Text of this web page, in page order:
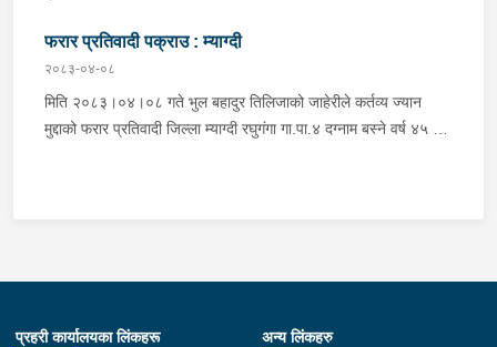
प ८९४३ नं. को मोटरसाइकल एक आपसमा ठक्कर खाई दुर्घटना हुँदा
मोटरसाइकल चालक जिल्ला मोरङ बिराटनगर म.न.पा. वडा न. १३ बस्ने बर्ष
३० को अभिषेक कुमार पण्डित घाईते भई उपचारको लागी एलआईभ अस्पताल
चितवन पठाएको, मोटरसाइकल,ट्रक र ट्रक चालक जिल्ला न.प.पुर्व देवचुली
फरार प्रतिवादी पक्राउ : म्याग्दी
२०८३-०४-०८
मिति २०८३।०४।०८ गते भुल बहादुर तिलिजाको जाहेरीले कर्तव्य ज्यान
मुद्दाको फरार प्रतिवादी जिल्ला म्याग्दी रघुगंगा गा.पा.४ दग्नाम बस्ने वर्ष ४५ को
खटिएको प्रहरी टोलीले नियन्त्रणमा लिईएको ।
प्रहरी कार्यालयका लिंकहरू अन्य लिंकहरु